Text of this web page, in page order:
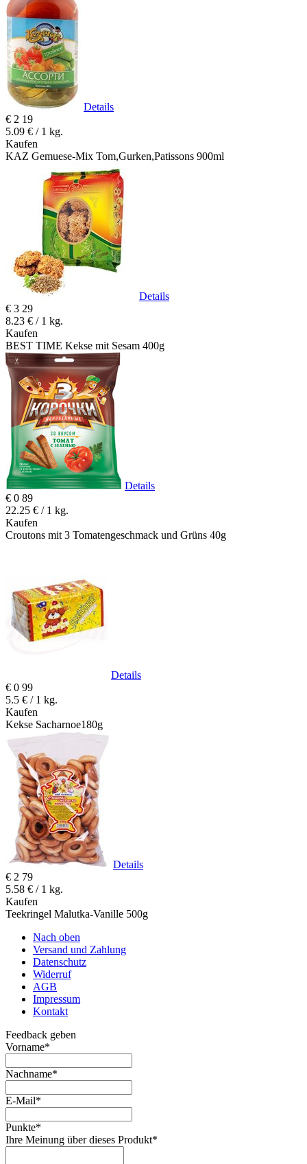
Details
€ 2 19
5.09 € / 1 kg.
Kaufen
KAZ Gemuese-Mix Tom,Gurken,Patissons 900ml
Details
€ 3 29
8.23 € / 1 kg.
Kaufen
BEST TIME Kekse mit Sesam 400g
Details
€ 0 89
22.25 € / 1 kg.
Kaufen
Croutons mit 3 Tomatengeschmack und Grüns 40g
Details
€ 0 99
5.5 € / 1 kg.
Kaufen
Kekse Sacharnoe180g
Details
€ 2 79
5.58 € / 1 kg.
Kaufen
Teekringel Malutka-Vanille 500g
Nach oben
Versand und Zahlung
Datenschutz
Widerruf
AGB
Impressum
Kontakt
Feedback geben
Vorname*
Nachname*
E-Mail*
Punkte*
Ihre Meinung über dieses Produkt*